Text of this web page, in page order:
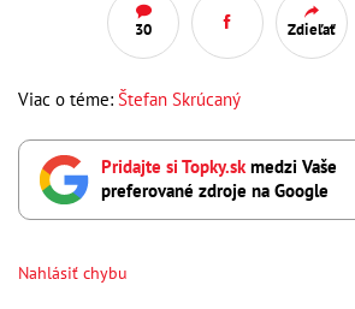
30 Zdieľať
Viac o téme: Štefan Skrúcaný
Pridajte si Topky.skmedzi Vaše
preferované zdroje na Google
Nahlásiť chybu